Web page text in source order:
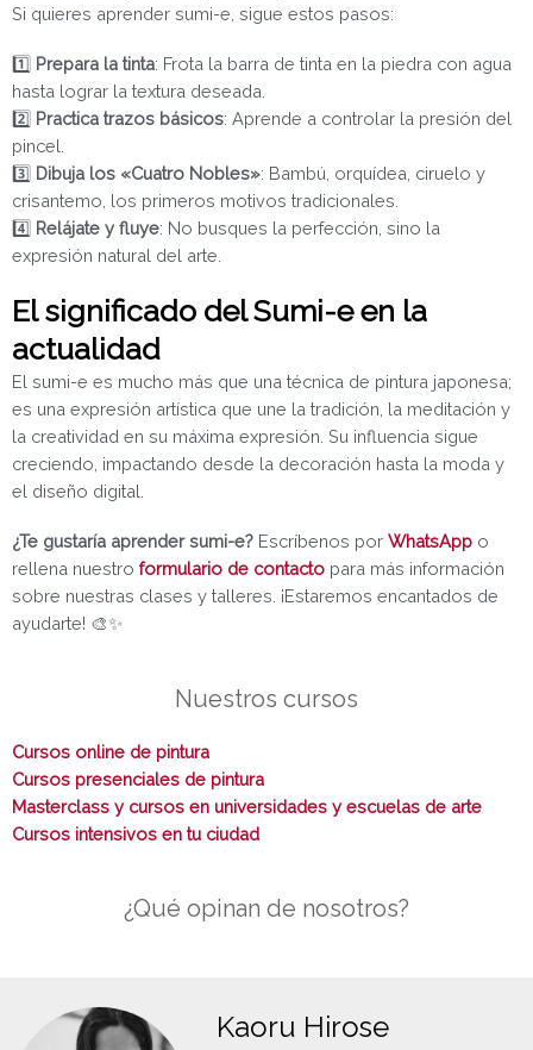
Si quieres aprender sumi-e, sigue estos pasos:
1️⃣ Prepara la tinta: Frota la barra de tinta en la piedra con agua
hasta lograr la textura deseada.
2️⃣ Practica trazos básicos: Aprende a controlar la presión del
pincel.
3️⃣ Dibuja los «Cuatro Nobles»: Bambú, orquídea, ciruelo y
crisantemo, los primeros motivos tradicionales.
4️⃣ Relájate y fluye: No busques la perfección, sino la
expresión natural del arte.
El significado del Sumi-e en la
actualidad
El sumi-e es mucho más que una técnica de pintura japonesa;
es una expresión artística que une la tradición, la meditación y
la creatividad en su máxima expresión. Su influencia sigue
creciendo, impactando desde la decoración hasta la moda y
el diseño digital.
¿Te gustaría aprender sumi-e? Escríbenos por WhatsApp o
rellena nuestro formulario de contacto para más información
sobre nuestras clases y talleres. ¡Estaremos encantados de
ayudarte! 🎨✨
Nuestros cursos
Cursos online de pintura
Cursos presenciales de pintura
Masterclass y cursos en universidades y escuelas de arte
Cursos intensivos en tu ciudad
¿Qué opinan de nosotros?
Kaoru Hirose